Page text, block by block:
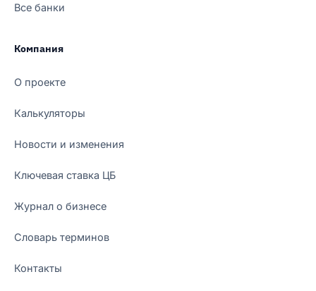
Все банки
Компания
О проекте
Калькуляторы
Новости и изменения
Ключевая ставка ЦБ
Журнал о бизнесе
Словарь терминов
Контакты